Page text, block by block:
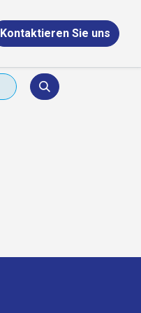
Kontaktieren Sie uns